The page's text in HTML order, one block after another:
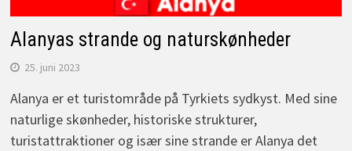
Alanyas strande og naturskønheder
25. juni 2023
Alanya er et turistområde på Tyrkiets sydkyst. Med sine
naturlige skønheder, historiske strukturer,
turistattraktioner og især sine strande er Alanya det